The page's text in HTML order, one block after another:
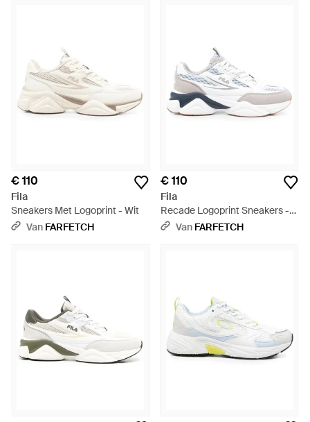
€ 110
Fila
Sneakers Met Logoprint - Wit
Van FARFETCH
€ 110
Fila
Recade Logoprint Sneakers -
Wit Van FARFETCH